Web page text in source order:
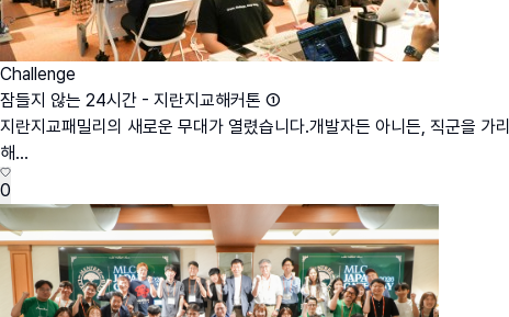
Challenge
잠들지 않는 24시간 - 지란지교해커톤 ①
지란지교패밀리의 새로운 무대가 열렸습니다.개발자든 아니든, 직군을
해...
0